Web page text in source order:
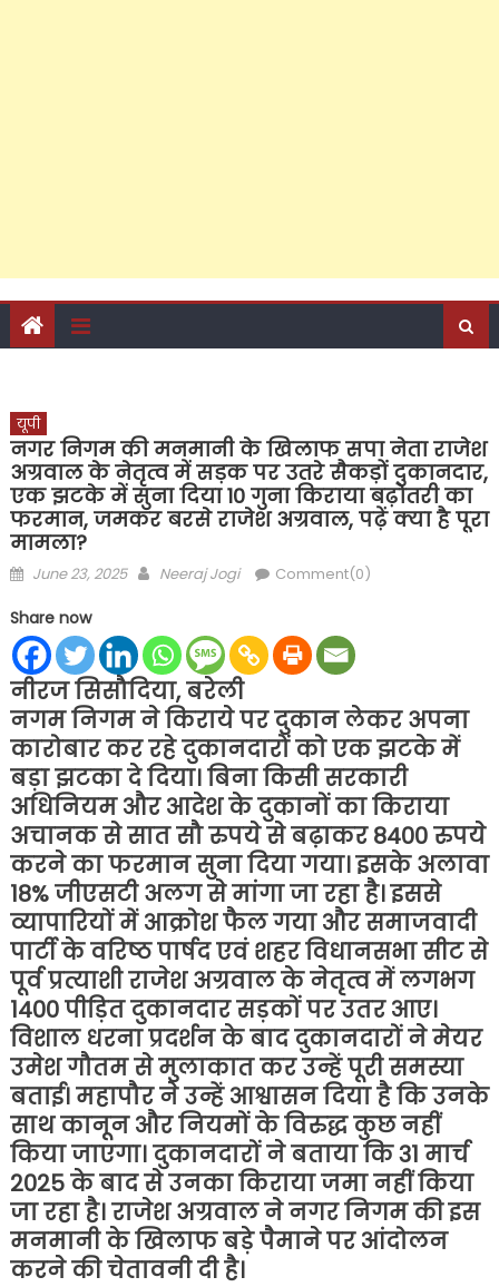
यूपी
नगर निगम की मनमानी के खिलाफ सपा नेता राजेश
अग्रवाल के नेतृत्व में सड़क पर उतरे सैकड़ों दुकानदार,
एक झटके में सुना दिया 10 गुना किराया बढ़ोतरी का
फरमान, जमकर बरसे राजेश अग्रवाल, पढ़ें क्या है पूरा
मामला?
Posted
June 23, 2025 Author
Neeraj Jogi Comment(0)
Share now
नीरज सिसौदिया, बरेली
नगम निगम ने किराये पर दुकान लेकर अपना
कारोबार कर रहे दुकानदारों को एक झटके में
बड़ा झटका दे दिया। बिना किसी सरकारी
अधिनियम और आदेश के दुकानों का किराया
अचानक से सात सौ रुपये से बढ़ाकर 8400 रुपये
करने का फरमान सुना दिया गया। इसके अलावा
18% जीएसटी अलग से मांगा जा रहा है। इससे
व्यापारियों में आक्रोश फैल गया और समाजवादी
पार्टी के वरिष्ठ पार्षद एवं शहर विधानसभा सीट से
पूर्व प्रत्याशी राजेश अग्रवाल के नेतृत्व में लगभग
1400 पीड़ित दुकानदार सड़कों पर उतर आए।
विशाल धरना प्रदर्शन के बाद दुकानदारों ने मेयर
उमेश गौतम से मुलाकात कर उन्हें पूरी समस्या
बताई। महापौर ने उन्हें आश्वासन दिया है कि उनके
साथ कानून और नियमों के विरुद्ध कुछ नहीं
किया जाएगा। दुकानदारों ने बताया कि 31 मार्च
2025 के बाद से उनका किराया जमा नहीं किया
जा रहा है। राजेश अग्रवाल ने नगर निगम की इस
मनमानी के खिलाफ बड़े पैमाने पर आंदोलन
करने की चेतावनी दी है।